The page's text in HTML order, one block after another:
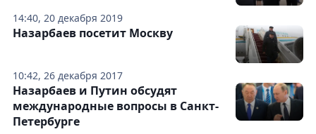
14:40, 20 декабря 2019
10:42, 26 декабря 2017
Назарбаев посетит Москву
Назарбаев и Путин обсудят
международные вопросы в Санкт-
Петербурге